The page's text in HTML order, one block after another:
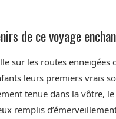
de ce voyage
sur les routes enneigées
leurs premiers vrais
tenue dans la vôtre,
remplis